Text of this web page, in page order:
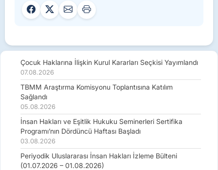
Çocuk Haklarına İlişkin Kurul Kararları Seçkisi Yayımlandı
07.08.2026
TBMM Araştırma Komisyonu Toplantısına Katılım
Sağlandı
05.08.2026
İnsan Hakları ve Eşitlik Hukuku Seminerleri Sertifika
Programı’nın Dördüncü Haftası Başladı
03.08.2026
Periyodik Uluslararası İnsan Hakları İzleme Bülteni
(01.07.2026 – 01.08.2026)